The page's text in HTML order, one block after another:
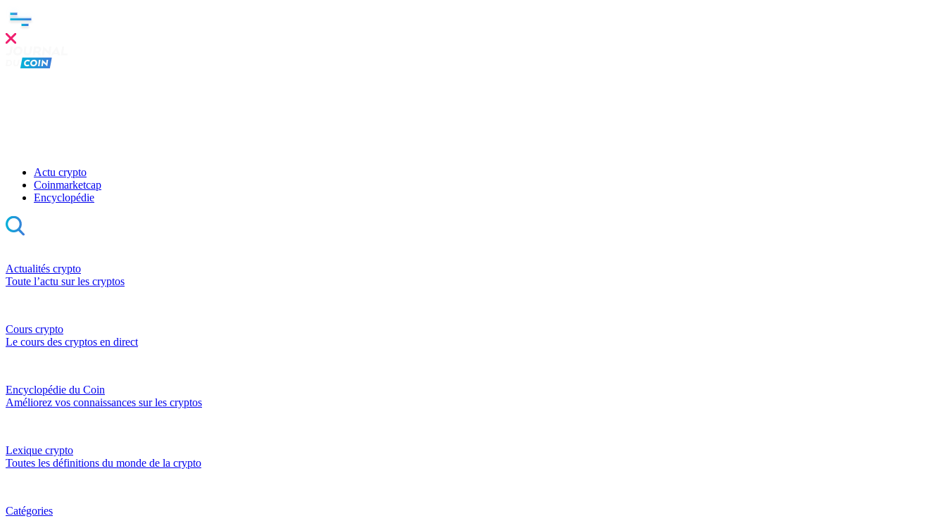
Actu crypto
Coinmarketcap
Encyclopédie
Actualités crypto
Toute l’actu sur les cryptos
Cours crypto
Le cours des cryptos en direct
Encyclopédie du Coin
Améliorez vos connaissances sur les cryptos
Lexique crypto
Toutes les définitions du monde de la crypto
Catégories